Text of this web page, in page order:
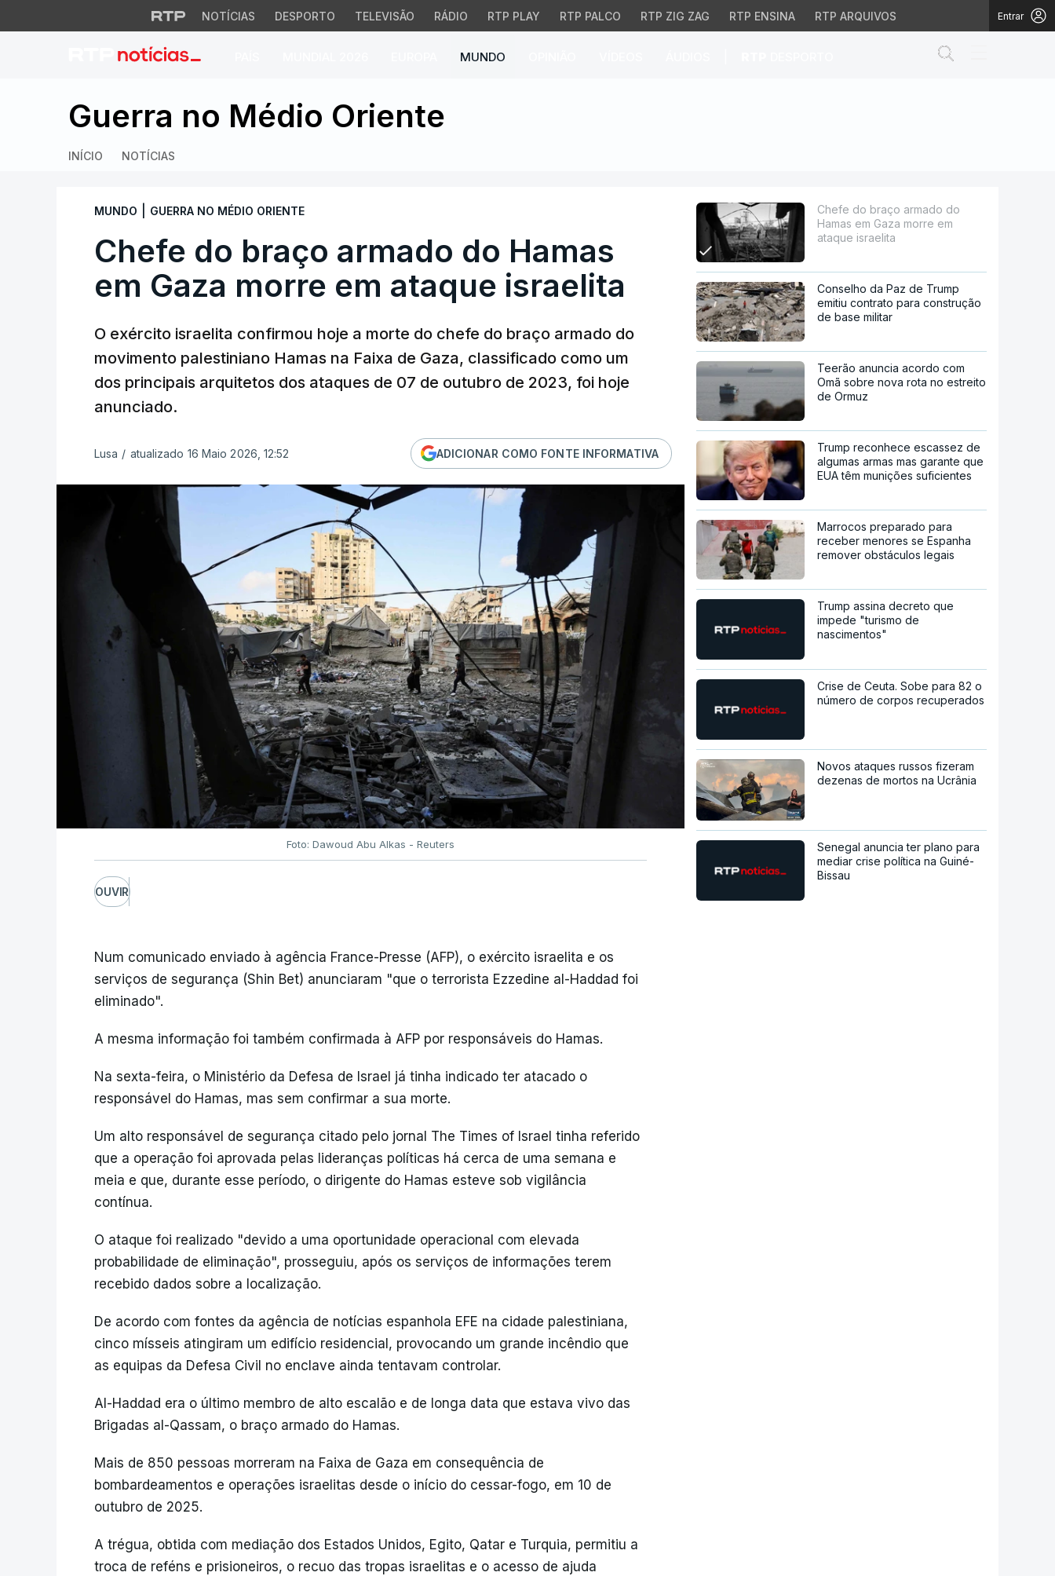
NOTÍCIAS DESPORTO TELEVISÃO RÁDIO RTP PLAY RTP PALCO RTP ZIG ZAG RTP ENSINA RTP ARQUIVOS Entrar
MUNDO
Chefe do braço armado do Hamas em Gaza morre em ataque
Guerra no Médio Oriente
INÍCIO NOTÍCIAS
MUNDO GUERRA NO MÉDIO ORIENTE
Chefe do braço armado do Hamas
em Gaza morre em ataque israelita
O exército israelita confirmou hoje a morte do chefe do braço armado do
movimento palestiniano Hamas na Faixa de Gaza, classificado como um
dos principais arquitetos dos ataques de 07 de outubro de 2023, foi hoje
anunciado.
Lusa / atualizado 16 Maio 2026, 12:52 ADICIONAR COMO FONTE INFORMATIVA
Foto: Dawoud Abu Alkas - Reuters
OUVIR
Num comunicado enviado à agência France-Presse (AFP), o exército israelita e os
serviços de segurança (Shin Bet) anunciaram "que o terrorista Ezzedine al-Haddad foi
eliminado".
A mesma informação foi também confirmada à AFP por responsáveis do Hamas.
Na sexta-feira, o Ministério da Defesa de Israel já tinha indicado ter atacado o
responsável do Hamas, mas sem confirmar a sua morte.
Um alto responsável de segurança citado pelo jornal The Times of Israel tinha referido
que a operação foi aprovada pelas lideranças políticas há cerca de uma semana e
meia e que, durante esse período, o dirigente do Hamas esteve sob vigilância
contínua.
O ataque foi realizado "devido a uma oportunidade operacional com elevada
probabilidade de eliminação", prosseguiu, após os serviços de informações terem
recebido dados sobre a localização.
De acordo com fontes da agência de notícias espanhola EFE na cidade palestiniana,
cinco mísseis atingiram um edifício residencial, provocando um grande incêndio que
as equipas da Defesa Civil no enclave ainda tentavam controlar.
Al-Haddad era o último membro de alto escalão e de longa data que estava vivo das
Brigadas al-Qassam, o braço armado do Hamas.
Mais de 850 pessoas morreram na Faixa de Gaza em consequência de
bombardeamentos e operações israelitas desde o início do cessar-fogo, em 10 de
outubro de 2025.
A trégua, obtida com mediação dos Estados Unidos, Egito, Qatar e Turquia, permitiu a
troca de reféns e prisioneiros, o recuo das tropas israelitas e o acesso de ajuda
Chefe do braço armado do
Hamas em Gaza morre em
ataque israelita
Conselho da Paz de Trump
emitiu contrato para construção
de base militar
Teerão anuncia acordo com
Omã sobre nova rota no estreito
de Ormuz
Trump reconhece escassez de
algumas armas mas garante que
EUA têm munições suficientes
Marrocos preparado para
receber menores se Espanha
remover obstáculos legais
Trump assina decreto que
impede "turismo de
nascimentos"
Crise de Ceuta. Sobe para 82 o
número de corpos recuperados
Novos ataques russos fizeram
dezenas de mortos na Ucrânia
Senegal anuncia ter plano para
mediar crise política na Guiné-
Bissau